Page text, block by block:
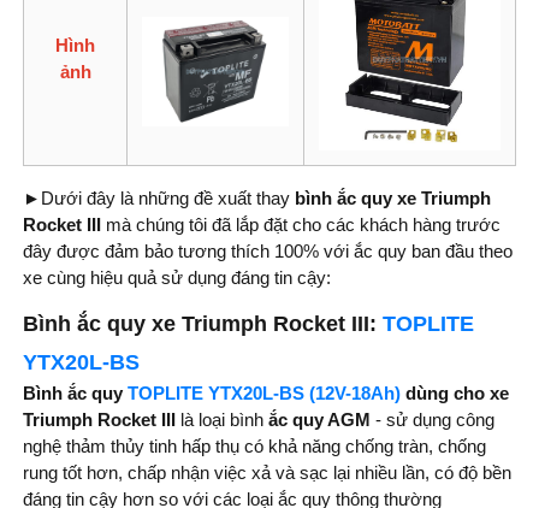
Hình
ảnh
► Dưới đây là những đề xuất thay bình ắc quy xe Triumph
Rocket III mà chúng tôi đã lắp đặt cho các khách hàng trước
đây được đảm bảo tương thích 100% với ắc quy ban đầu theo
xe cùng hiệu quả sử dụng đáng tin cậy:
Bình ắc quy xe Triumph Rocket III: TOPLITE
YTX20L-BS
Bình ắc quy TOPLITE YTX20L-BS (12V-18Ah) dùng cho xe
Triumph Rocket III là loại bình ắc quy AGM - sử dụng công
nghệ thảm thủy tinh hấp thụ có khả năng chống tràn, chống
rung tốt hơn, chấp nhận việc xả và sạc lại nhiều lần, có độ bền
đáng tin cậy hơn so với các loại ắc quy thông thường